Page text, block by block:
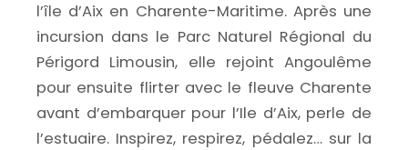
l’île d’Aix en Charente-Maritime. Après une
incursion dans le Parc Naturel Régional du
Périgord Limousin, elle rejoint Angoulême
pour ensuite flirter avec le fleuve Charente
avant d’embarquer pour l’Ile d’Aix, perle de
l’estuaire. Inspirez, respirez, pédalez… sur la